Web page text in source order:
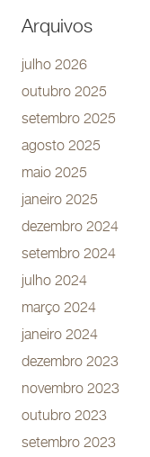
Arquivos
julho 2026
outubro 2025
setembro 2025
agosto 2025
maio 2025
janeiro 2025
dezembro 2024
setembro 2024
julho 2024
março 2024
janeiro 2024
dezembro 2023
novembro 2023
outubro 2023
setembro 2023